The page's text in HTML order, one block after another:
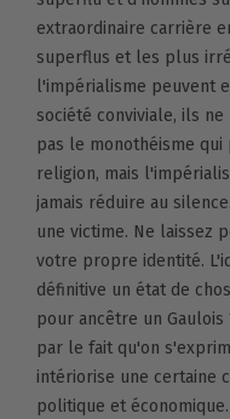
extraordinaire carrière
superflus et les plus
l'impérialisme peuvent
société conviviale, ils
pas le monothéisme
religion, mais
jamais réduire au
une victime. Ne laissez
votre propre identité.
définitive un état de
pour ancêtre un
par le fait qu'on
intériorise une certaine
politique et